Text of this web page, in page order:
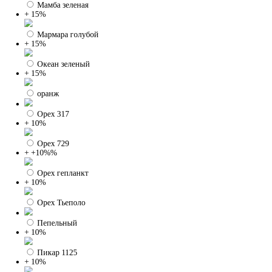
Мамба зеленая
+ 15%
Мармара голубой
+ 15%
Океан зеленый
+ 15%
оранж
Орех 317
+ 10%
Орех 729
+ +10%%
Орех гепланкт
+ 10%
Орех Тьеполо
Пепельный
+ 10%
Пикар 1125
+ 10%